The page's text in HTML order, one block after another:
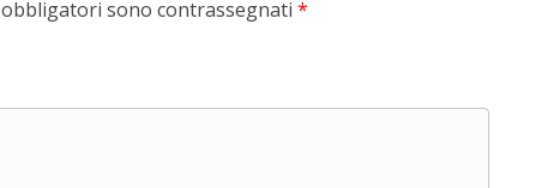
obbligatori sono contrassegnati *